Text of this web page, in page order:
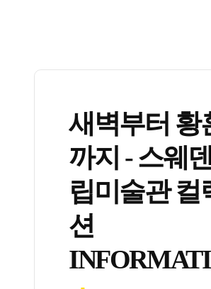
새벽부터 황
까지 - 스웨
립미술관 컬
션